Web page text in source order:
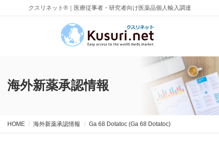
クスリネット®｜医療従事者・研究者向け医薬品個人輸入調達
海外新薬承認情報
HOME 海外新薬承認情報 Ga 68 Dotatoc (Ga 68 Dotatoc)